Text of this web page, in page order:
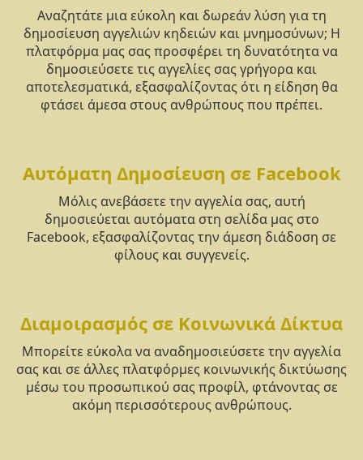
Αναζητάτε μια εύκολη και δωρεάν λύση για τη
δημοσίευση αγγελιών κηδειών και μνημοσύνων; Η
πλατφόρμα μας σας προσφέρει τη δυνατότητα να
δημοσιεύσετε τις αγγελίες σας γρήγορα και
αποτελεσματικά, εξασφαλίζοντας ότι η είδηση θα
φτάσει άμεσα στους ανθρώπους που πρέπει.
Αυτόματη Δημοσίευση σε Facebook
Μόλις ανεβάσετε την αγγελία σας, αυτή
δημοσιεύεται αυτόματα στη σελίδα μας στο
Facebook, εξασφαλίζοντας την άμεση διάδοση σε
φίλους και συγγενείς.
Διαμοιρασμός σε Κοινωνικά Δίκτυα
Μπορείτε εύκολα να αναδημοσιεύσετε την αγγελία
σας και σε άλλες πλατφόρμες κοινωνικής δικτύωσης
μέσω του προσωπικού σας προφίλ, φτάνοντας σε
ακόμη περισσότερους ανθρώπους.